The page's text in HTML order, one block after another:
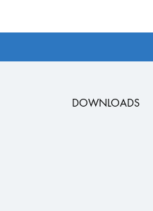
DOWNLOADS